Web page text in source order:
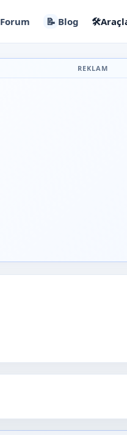
Forum 📝 Blog 🛠️
REKLAM